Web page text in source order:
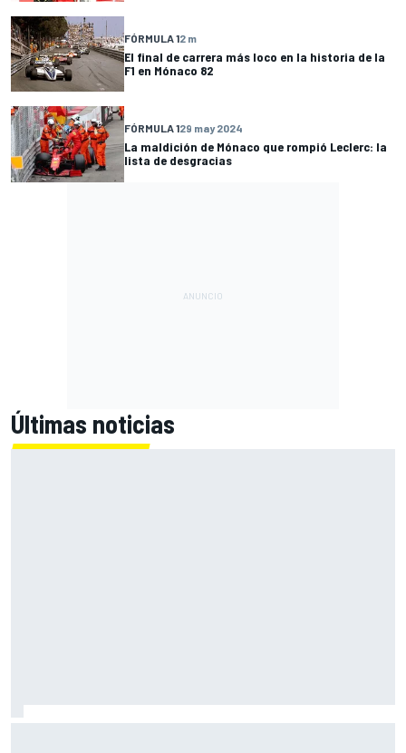
FÓRMULA 12 m
El final de carrera más loco en la historia de la
F1 en Mónaco 82
FÓRMULA 129 may 2024
La maldición de Mónaco que rompió Leclerc: la
lista de desgracias
Últimas noticias